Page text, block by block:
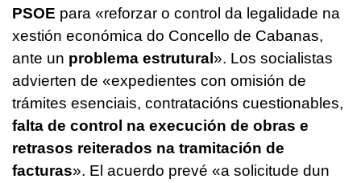
PSOE para «reforzar o control da legalidade na
xestión económica do Concello de Cabanas,
ante un problema estrutural». Los socialistas
advierten de «expedientes con omisión de
trámites esenciais, contratacións cuestionables,
falta de control na execución de obras e
retrasos reiterados na tramitación de
facturas». El acuerdo prevé «a solicitude dun